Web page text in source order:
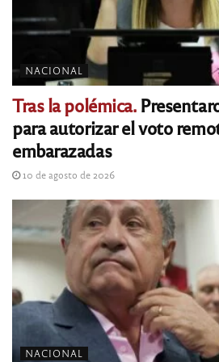
NACIONAL
Tras la polémica.
para autorizar el voto
embarazadas
10 de agosto de 2026
NACIONAL